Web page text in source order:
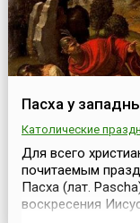
Пасха у
Католические
Для всего
почитаемым
Пасха (лат.
воскресения